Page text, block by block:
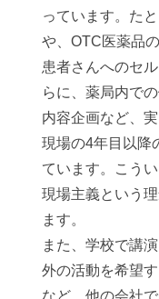
っています。た
や、OTC医薬品
患者さんへのセ
らに、薬局内で
内容企画など、
現場の4年目以降
ています。こう
現場主義という
ます。
また、学校で講
外の活動を希望
など、他の会社